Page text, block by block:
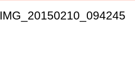
IMG_20150210_094245